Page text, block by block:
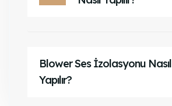
Blower Ses İzolasyonu Nasıl
Yapılır?